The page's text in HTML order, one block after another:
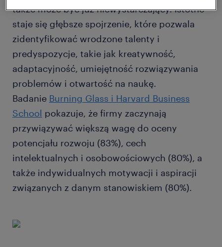
także może być już niewystarczający. Istotne
staje się głębsze spojrzenie, które pozwala
zidentyfikować wrodzone talenty i
predyspozycje, takie jak kreatywność,
adaptacyjność, umiejętność rozwiązywania
problemów i otwartość na naukę.
Badanie Burning Glass i Harvard Business
School pokazuje, że firmy zaczynają
przywiązywać większą wagę do oceny
potencjału rozwoju (83%), cech
intelektualnych i osobowościowych (80%), a
także indywidualnych motywacji i aspiracji
związanych z danym stanowiskiem (80%).